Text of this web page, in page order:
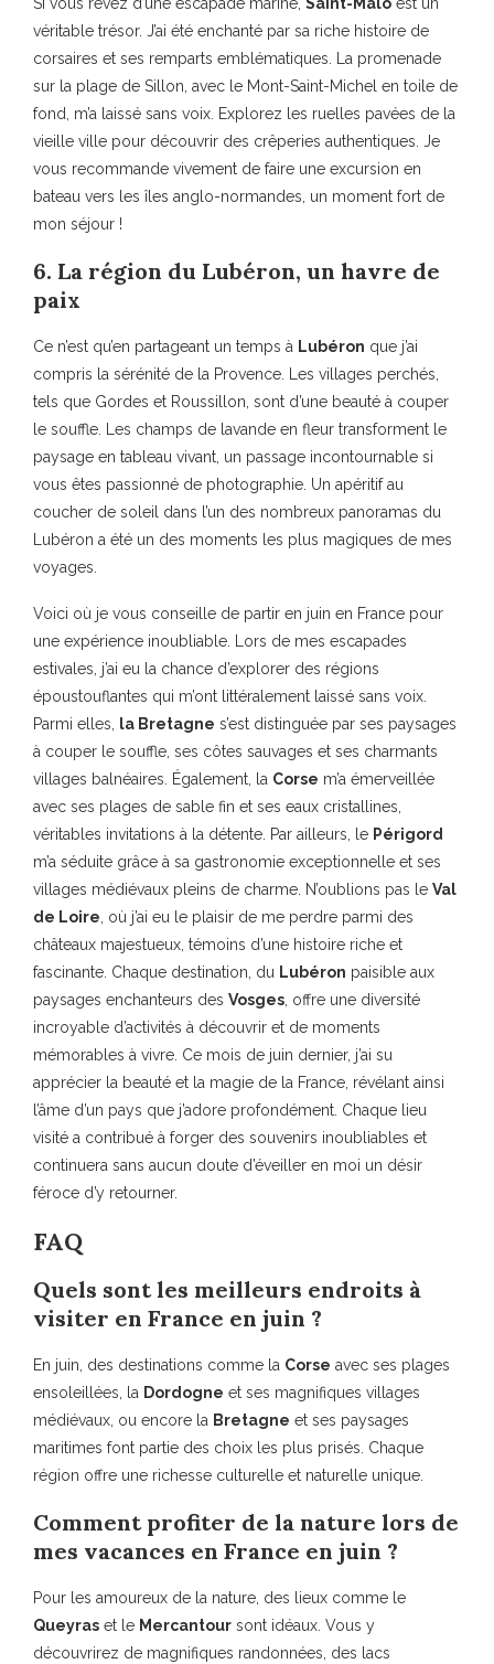
Si vous rêvez d’une escapade marine, Saint-Malo est un
véritable trésor. J’ai été enchanté par sa riche histoire de
corsaires et ses remparts emblématiques. La promenade
sur la plage de Sillon, avec le Mont-Saint-Michel en toile de
fond, m’a laissé sans voix. Explorez les ruelles pavées de la
vieille ville pour découvrir des crêperies authentiques. Je
vous recommande vivement de faire une excursion en
bateau vers les îles anglo-normandes, un moment fort de
mon séjour !
6. La région du Lubéron, un havre de
paix
Ce n’est qu’en partageant un temps à Lubéron que j’ai
compris la sérénité de la Provence. Les villages perchés,
tels que Gordes et Roussillon, sont d’une beauté à couper
le souffle. Les champs de lavande en fleur transforment le
paysage en tableau vivant, un passage incontournable si
vous êtes passionné de photographie. Un apéritif au
coucher de soleil dans l’un des nombreux panoramas du
Lubéron a été un des moments les plus magiques de mes
voyages.
Voici où je vous conseille de partir en juin en France pour
une expérience inoubliable. Lors de mes escapades
estivales, j’ai eu la chance d’explorer des régions
époustouflantes qui m’ont littéralement laissé sans voix.
Parmi elles, la Bretagne s’est distinguée par ses paysages
à couper le souffle, ses côtes sauvages et ses charmants
villages balnéaires. Également, la Corse m’a émerveillée
avec ses plages de sable fin et ses eaux cristallines,
véritables invitations à la détente. Par ailleurs, le Périgord
m’a séduite grâce à sa gastronomie exceptionnelle et ses
villages médiévaux pleins de charme. N’oublions pas le Val
de Loire, où j’ai eu le plaisir de me perdre parmi des
châteaux majestueux, témoins d’une histoire riche et
fascinante. Chaque destination, du Lubéron paisible aux
paysages enchanteurs des Vosges, offre une diversité
incroyable d’activités à découvrir et de moments
mémorables à vivre. Ce mois de juin dernier, j’ai su
apprécier la beauté et la magie de la France, révélant ainsi
l’âme d’un pays que j’adore profondément. Chaque lieu
visité a contribué à forger des souvenirs inoubliables et
continuera sans aucun doute d’éveiller en moi un désir
féroce d’y retourner.
FAQ
Quels sont les meilleurs endroits à
visiter en France en juin ?
En juin, des destinations comme la Corse avec ses plages
ensoleillées, la Dordogne et ses magnifiques villages
médiévaux, ou encore la Bretagne et ses paysages
maritimes font partie des choix les plus prisés. Chaque
région offre une richesse culturelle et naturelle unique.
Comment profiter de la nature lors de
mes vacances en France en juin ?
Pour les amoureux de la nature, des lieux comme le
Queyras et le Mercantour sont idéaux. Vous y
découvrirez de magnifiques randonnées, des lacs